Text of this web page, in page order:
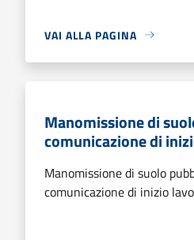
VAI ALLA PAGINA
Manomissione di
comunicazione di
Manomissione di suolo
comunicazione di inizio